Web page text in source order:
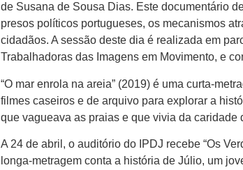
de Susana de Sousa Dias. Este documentário
presos políticos portugueses, os mecanismos
cidadãos. A sessão deste dia é realizada em
Trabalhadoras das Imagens em Movimento, e
“O mar enrola na areia” (2019) é uma curta-
filmes caseiros e de arquivo para explorar a
que vagueava as praias e que vivia da
A 24 de abril, o auditório do IPDJ recebe “Os
longa-metragem conta a história de Júlio, um